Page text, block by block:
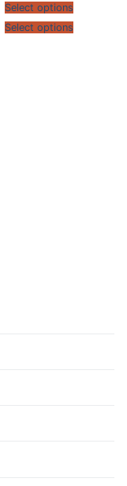
Select options
Select options